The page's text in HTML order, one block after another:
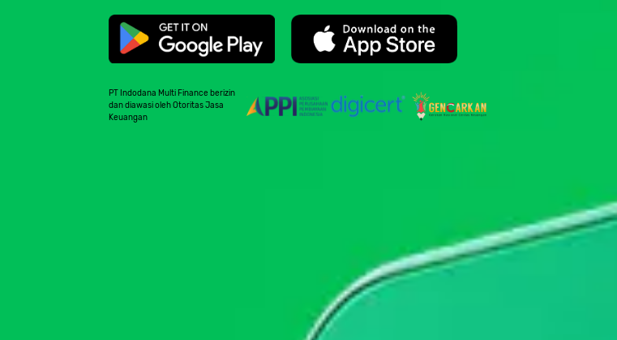
PT Indodana Multi Finance berizin
dan diawasi oleh Otoritas Jasa
Keuangan